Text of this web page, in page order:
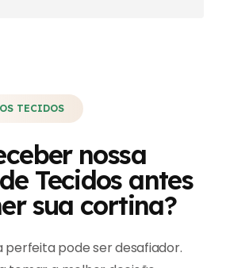
TECIDOS
nossa
Tecidos antes
sua cortina?
perfeita pode ser desafiador.